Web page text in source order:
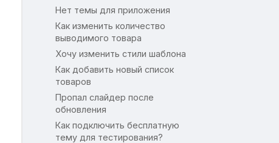
Нет темы для приложения
Как изменить количество
выводимого товара
Хочу изменить стили шаблона
Как добавить новый список
товаров
Пропал слайдер после
обновления
Как подключить бесплатную
тему для тестирования?